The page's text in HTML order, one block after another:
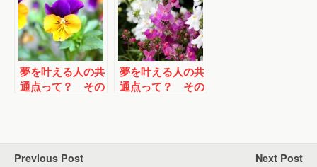
夢を叶える人の共
通点って？ その
夢を叶える人の共
通点って？ その
Previous Post Next Post